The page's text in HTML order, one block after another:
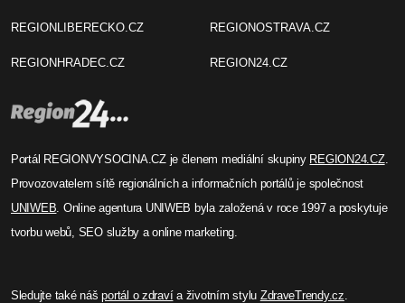
REGIONLIBERECKO.CZ
REGIONHRADEC.CZ
REGIONOSTRAVA.CZ
REGION24.CZ
Portál REGIONVYSOCINA.CZ je členem mediální skupiny REGION24.CZ.
Provozovatelem sítě regionálních a informačních portálů je společnost
UNIWEB . Online agentura UNIWEB byla založená v roce 1997 a poskytuje
tvorbu webů, SEO služby a online marketing.
Sledujte také nášportál o zdravía životním stylu ZdraveTrendy.cz